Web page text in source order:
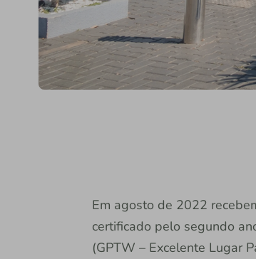
Em agosto de 2022
certificado pelo segundo
(GPTW – Excelente Lugar